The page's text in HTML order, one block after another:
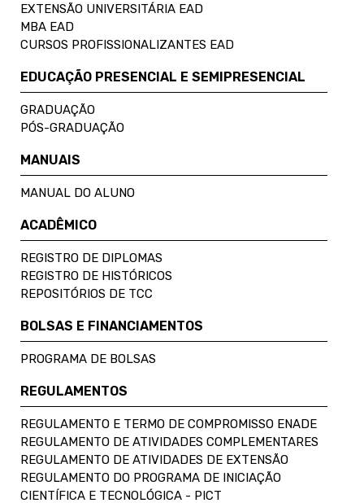
EXTENSÃO UNIVERSITÁRIA EAD
MBA EAD
CURSOS PROFISSIONALIZANTES EAD
EDUCAÇÃO PRESENCIAL E SEMIPRESENCIAL
GRADUAÇÃO
PÓS-GRADUAÇÃO
MANUAIS
MANUAL DO ALUNO
ACADÊMICO
REGISTRO DE DIPLOMAS
REGISTRO DE HISTÓRICOS
REPOSITÓRIOS DE TCC
BOLSAS E FINANCIAMENTOS
PROGRAMA DE BOLSAS
REGULAMENTOS
REGULAMENTO E TERMO DE COMPROMISSO ENADE
REGULAMENTO DE ATIVIDADES COMPLEMENTARES
REGULAMENTO DE ATIVIDADES DE EXTENSÃO
REGULAMENTO DO PROGRAMA DE INICIAÇÃO
CIENTÍFICA E TECNOLÓGICA - PICT